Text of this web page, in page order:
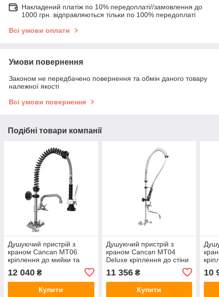
Накладений платіж по 10% передоплаті//замовлення до
1000 грн. відправляються тільки по 100% передоплаті
Всі умови оплати
Умови повернення
Законом не передбачено повернення та обмін даного товару
належної якості
Всі умови повернення
Подібні товари компанії
Душуючий пристрій з
краном Cancan MT06
кріплення до мийки та
12 040 ₴
Купити
Душуючий пристрій з
краном Cancan MT04
Deluxe кріплення до стіни
11 356₴
Купити
10